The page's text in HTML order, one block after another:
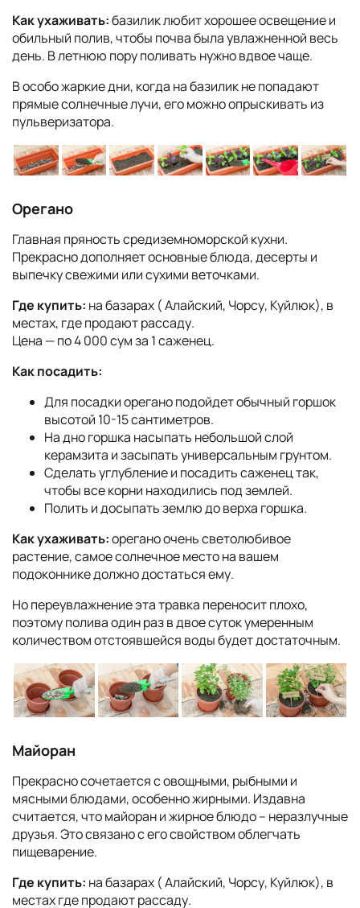
Как ухаживать:базилик любит хорошее освещение и
обильный полив, чтобы почва была увлажненной весь
день. В летнюю пору поливать нужно вдвое чаще.
В особо жаркие дни, когда на базилик не попадают
прямые солнечные лучи, его можно опрыскивать из
пульверизатора.
Орегано
Главная пряность средиземноморской кухни.
Прекрасно дополняет основные блюда, десерты и
выпечку свежими или сухими веточками.
Где купить: на базарах ( Алайский, Чорсу, Куйлюк), в
местах, где продают рассаду.
Цена — по 4 000 сум за 1 саженец.
Как посадить:
Для посадки орегано подойдет обычный горшок
высотой 10-15 сантиметров.
На дно горшка насыпать небольшой слой
керамзита и засыпать универсальным грунтом.
Сделать углубление и посадить саженец так,
чтобы все корни находились под землей.
Полить и досыпать землю до верха горшка.
Как ухаживать:орегано очень светолюбивое
растение, самое солнечное место на вашем
подоконнике должно достаться ему.
Но переувлажнение эта травка переносит плохо,
поэтому полива один раз в двое суток умеренным
количеством отстоявшейся воды будет достаточным.
Майоран
Прекрасно сочетается с овощными, рыбными и
мясными блюдами, особенно жирными. Издавна
считается, что майоран и жирное блюдо – неразлучные
друзья. Это связано с его свойством облегчать
пищеварение.
Где купить: на базарах ( Алайский, Чорсу, Куйлюк), в
местах где продают рассаду.